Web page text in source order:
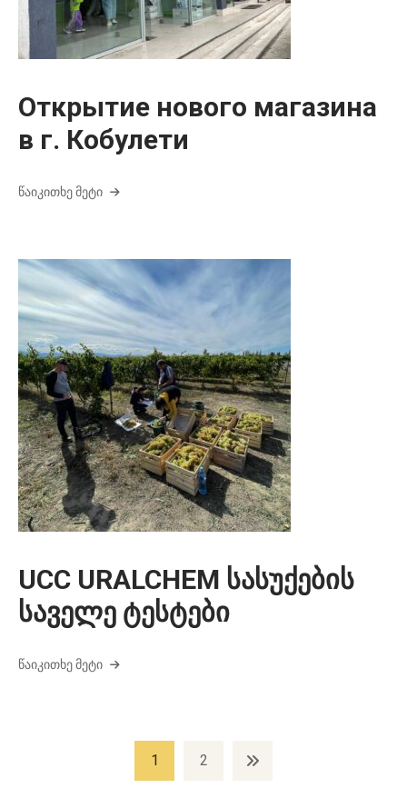
Открытие нового магазина
в г. Кобулети
ᲬᲐᲘᲙᲘᲗᲮᲔ ᲛᲔᲢᲘ
UCC URALCHEM სასუქების
საველე ტესტები
ᲬᲐᲘᲙᲘᲗᲮᲔ ᲛᲔᲢᲘ
ნავიგაცია
1 2